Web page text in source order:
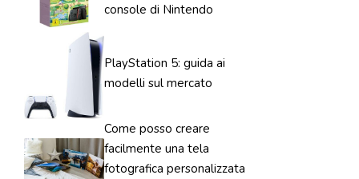
console di Nintendo
PlayStation 5: guida ai
modelli sul mercato
Come posso creare
facilmente una tela
fotografica personalizzata